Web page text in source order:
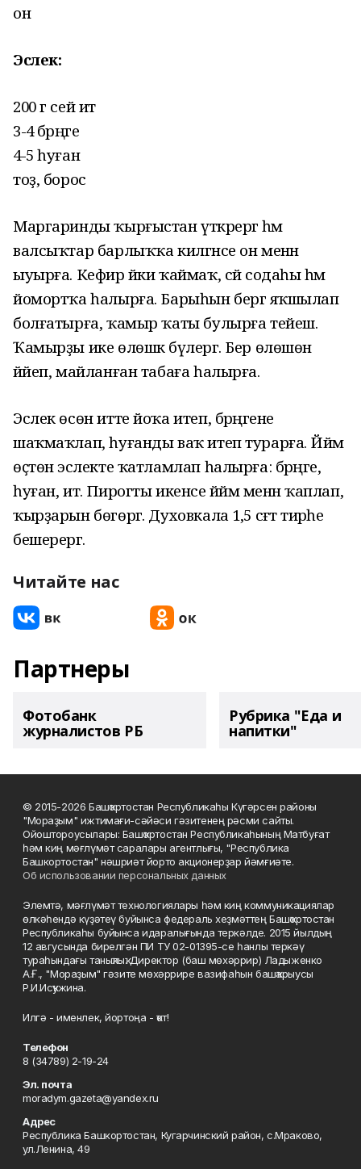
он
Эслек:
200 г сей ит
3-4 бәрәңге
4-5 һуған
тоҙ, борос
Маргаринды ҡырғыстан үткәрергә һәм
валсыҡтар барлыҡҡа килгәнсе он менән
ыуырға. Кефир йәки ҡаймаҡ, сәй содаһы һәм
йомортҡа һалырға. Барыһын бергә яҡшылап
болғатырға, ҡамыр ҡаты булырға тейеш.
Ҡамырҙы ике өлөшкә бүлергә. Бер өлөшөн
йәйеп, майланған табаға һалырға.
Эслек өсөн итте йоҡа итеп, бәрәңгене
шаҡмаҡлап, һуғанды ваҡ итеп турарға. Йәймә
өҫтөнә эслекте ҡатламлап һалырға: бәрәңге,
һуған, ит. Пирогты икенсе йәймә менән ҡаплап,
ҡырҙарын бөгөргә. Духовкала 1,5 сәғәт тирәһе
бешерергә.
Читайте нас
Партнеры
Фотобанк
журналистов РБ
Рубрика "Еда и
напитки"
© 2015-2026 Башҡортостан Республикаһы Күгәрсен районы
"Мораҙым" ижтимағи-сәйәси гәзитенең рәсми сайты.
Ойоштороусылары: Башҡортостан Республикаһының Матбуғат
һәм киң мәғлүмәт саралары агентлығы, "Республика
Башкортостан" нәшриәт йорто акционерҙар йәмғиәте.
Об использовании персональных данных
Элемтә, мәғлүмәт технологиялары һәм киң коммуникациялар
өлкәһендә күҙәтеү буйынса федераль хеҙмәттең Башҡортостан
Республикаһы буйынса идаралығында теркәлде. 2015 йылдың
12 авгусында бирелгән ПИ ТУ 02-01395-се һанлы теркәү
тураһындағы таныҡлыҡ. Директор (баш мөхәррир) Ладыженко
А.Ғ., "Мораҙым" гәзите мөхәррире вазифаһын башҡарыусы
Р.И.Исҡужина.
Илгә - именлек, йортоңа - ҡот!
Телефон
8 (34789) 2-19-24
Эл. почта
moradym.gazeta@yandex.ru
Адрес
Республика Башкортостан, Кугарчинский район, с.Мраково,
ул.Ленина, 49